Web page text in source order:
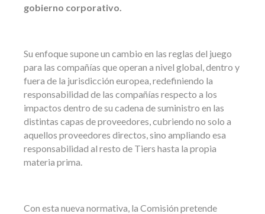
gobierno corporativo.
Su enfoque supone un cambio en las reglas del juego
para las compañías que operan a nivel global, dentro y
fuera de la jurisdicción europea, redefiniendo la
responsabilidad de las compañías respecto a los
impactos dentro de su cadena de suministro en las
distintas capas de proveedores, cubriendo no solo a
aquellos proveedores directos, sino ampliando esa
responsabilidad al resto de Tiers hasta la propia
materia prima.
Con esta nueva normativa, la Comisión pretende